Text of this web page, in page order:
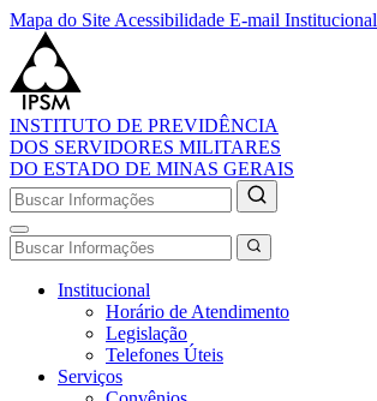
Mapa do Site Acessibilidade E-mail Institucional
INSTITUTO DE PREVIDÊNCIA
DOS SERVIDORES MILITARES
DO ESTADO DE MINAS GERAIS
Institucional
Horário de Atendimento
Legislação
Telefones Úteis
Serviços